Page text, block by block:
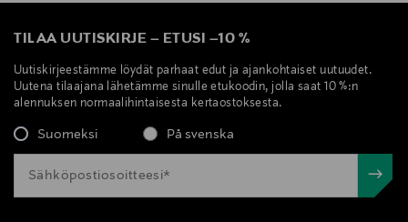
TILAA UUTISKIRJE – ETUSI –10 %
Uutiskirjeestämme löydät parhaat edut ja ajankohtaiset uutuudet.
Uutena tilaajana lähetämme sinulle etukoodin, jolla saat 10 %:n
alennuksen normaalihintaisesta kertaostoksesta.
Suomeksi På svenska